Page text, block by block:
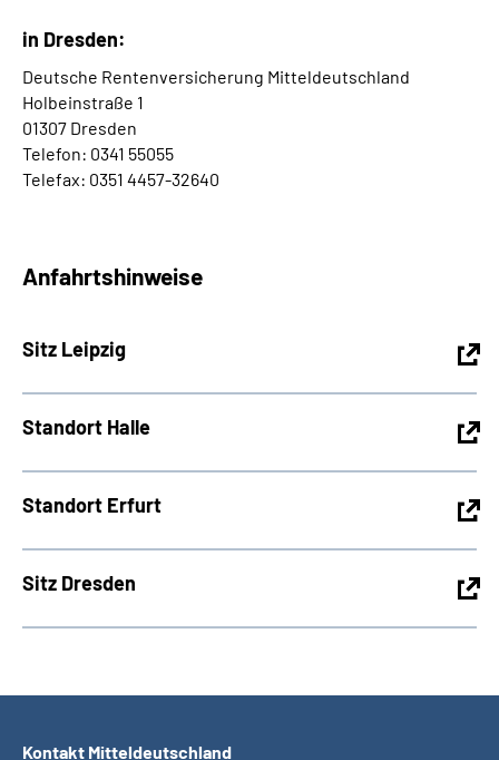
in Dresden:
Deutsche Rentenversicherung Mitteldeutschland
Holbeinstraße 1
01307 Dresden
Telefon: 0341 55055
Telefax: 0351 4457-32640
Anfahrtshinweise
Sitz Leipzig
Standort Halle
Standort Erfurt
Sitz Dresden
Kontakt Mitteldeutschland